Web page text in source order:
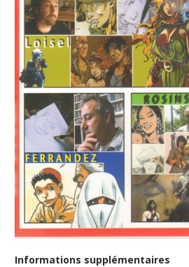
Informations supplémentaires